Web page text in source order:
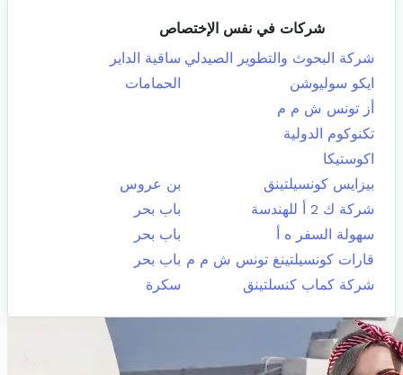
شركات في نفس الإختصاص
شركة البحوث والتطوير الصيدلي ساقية الداير
ايكو سوليوشن
الحمامات
أز تونس ش م م
تكنوكوم الدولية
اكوستيكا
بيزايس كونسيلتينق
بن عروس
شركة ك 2 أ للهندسة
باب بحر
سهولة السفر ه أ
باب بحر
قارات كونسيلتينغ تونس ش م م باب بحر
شركة كماب كنسلتينق
سكرة